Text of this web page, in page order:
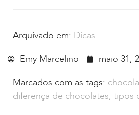
Arquivado em: Dicas
Emy Marcelino
maio 31,
Marcados com as tags:
diferença de chocolates, tipos